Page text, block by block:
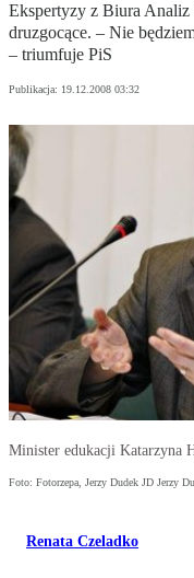
Ekspertyzy z Biura Analiz
druzgocące. – Nie
– triumfuje PiS
Publikacja: 19.12.2008 03:32
Minister edukacji Katarzyna
Foto: Fotorzepa, Jerzy Dudek JD Jerzy
Renata Czeladko